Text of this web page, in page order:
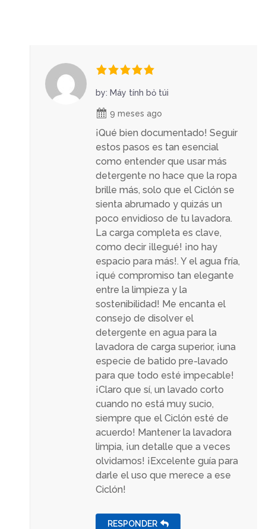
by: Máy tính bỏ túi
9 meses ago
¡Qué bien documentado! Seguir
estos pasos es tan esencial
como entender que usar más
detergente no hace que la ropa
brille más, solo que el Ciclón se
sienta abrumado y quizás un
poco envidioso de tu lavadora.
La carga completa es clave,
como decir ¡llegué! ¡no hay
espacio para más!. Y el agua fría,
¡qué compromiso tan elegante
entre la limpieza y la
sostenibilidad! Me encanta el
consejo de disolver el
detergente en agua para la
lavadora de carga superior, ¡una
especie de batido pre-lavado
para que todo esté impecable!
¡Claro que sí, un lavado corto
cuando no está muy sucio,
siempre que el Ciclón esté de
acuerdo! Mantener la lavadora
limpia, ¡un detalle que a veces
olvidamos! ¡Excelente guía para
darle el uso que merece a ese
Ciclón!
RESPONDER